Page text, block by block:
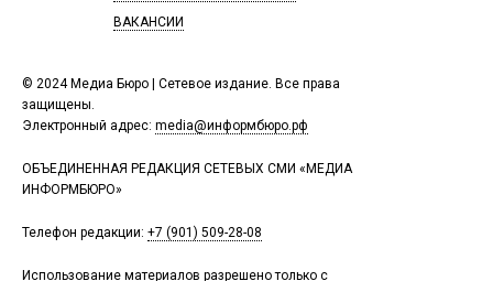
© 2024 Медиа Бюро | Сетевое издание. Все права
защищены.
Электронный адрес: media@информбюро.рф
ОБЪЕДИНЕННАЯ РЕДАКЦИЯ СЕТЕВЫХ СМИ «МЕДИА
ИНФОРМБЮРО»
Телефон редакции: +7 (901) 509-28-08
Использование материалов разрешено только с
ВАКАНСИИ